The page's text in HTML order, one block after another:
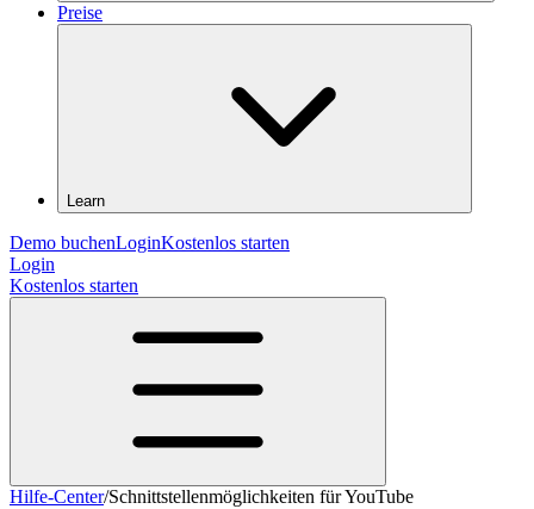
Preise
Learn
Demo buchenLoginKostenlos starten
Login
Kostenlos starten
Hilfe-Center/Schnittstellenmöglichkeiten für YouTube